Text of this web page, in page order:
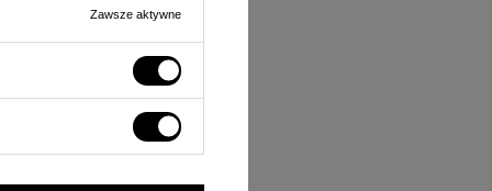
Zawsze aktywne